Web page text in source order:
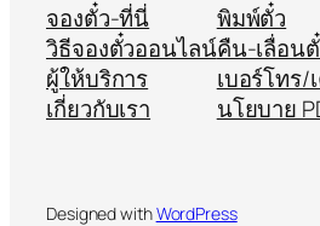
จองตั๋ว-ที่นี่
วิธีจองตั๋วออนไลน์
ผู้ให้บริการ
เกี่ยวกับเรา
พิมพ์ตั๋ว
คืน-เลื่อน
เบอร์โทร/
นโยบาย
Designed withWordPress